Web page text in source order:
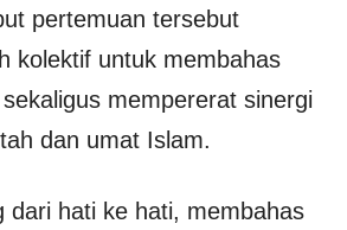
pertemuan tersebut
kolektif untuk membahas
mempererat sinergi
dan umat Islam.
dari hati ke hati, membahas